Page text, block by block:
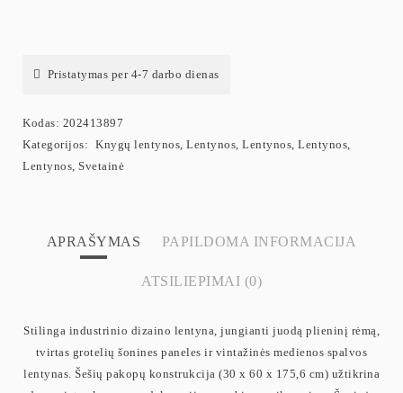
Pristatymas per 4-7 darbo dienas
Kodas: 202413897
Kategorijos: Knygų lentynos Lentynos Lentynos Lentynos
Lentynos Svetainė
APRAŠYMAS PAPILDOMA INFORMACIJA
ATSILIEPIMAI (0)
Stilinga industrinio dizaino lentyna, jungianti juodą plieninį rėmą,
tvirtas grotelių šonines paneles ir vintažinės medienos spalvos
lentynas. Šešių pakopų konstrukcija (30 x 60 x 175,6 cm) užtikrina